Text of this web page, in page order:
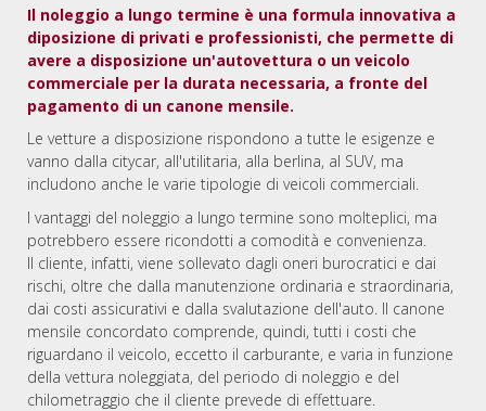
Il noleggio a lungo termine è una formula innovativa a
diposizione di privati e professionisti, che permette di
avere a disposizione un'autovettura o un veicolo
commerciale per la durata necessaria, a fronte del
pagamento di un canone mensile.
Le vetture a disposizione rispondono a tutte le esigenze e
vanno dalla citycar, all'utilitaria, alla berlina, al SUV, ma
includono anche le varie tipologie di veicoli commerciali.
I vantaggi del noleggio a lungo termine sono molteplici, ma
potrebbero essere ricondotti a comodità e convenienza.
Il cliente, infatti, viene sollevato dagli oneri burocratici e dai
rischi, oltre che dalla manutenzione ordinaria e straordinaria,
dai costi assicurativi e dalla svalutazione dell'auto. Il canone
mensile concordato comprende, quindi, tutti i costi che
riguardano il veicolo, eccetto il carburante, e varia in funzione
della vettura noleggiata, del periodo di noleggio e del
chilometraggio che il cliente prevede di effettuare.